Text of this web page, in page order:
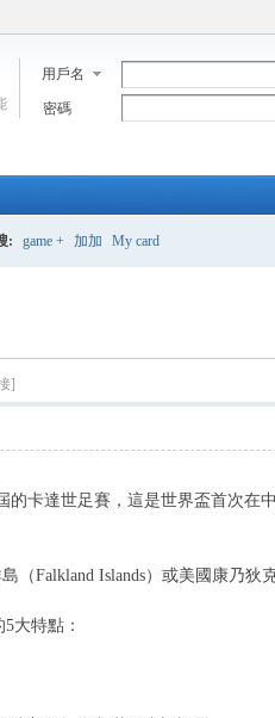
用戶名
密碼
: game + 加加 My card
]
卡達世足賽，這是世界盃首次在
Falkland Islands）或美國康乃狄
大特點：